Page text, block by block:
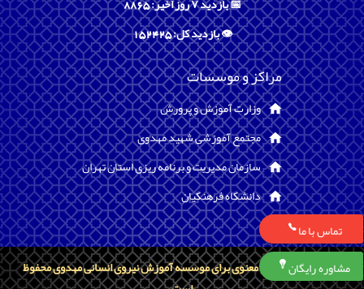
👁️ بازدید کل: 152425
مراکز و موسسات
وزارت آموزش و پرورش
مجتمع آموزشی شهید مهدوی
سازمان مدیریت و برنامه ریزی استان تهران
دانشگاه فرهنگیان
تمامی حقوق مادی و معنوی برای موسسه آموزش نیروی انسانی مهدوی محفوظ
تماس با ما
مشاوره رایگان